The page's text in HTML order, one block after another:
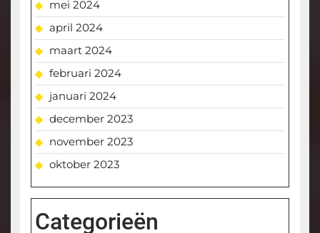
mei 2024
april 2024
maart 2024
februari 2024
januari 2024
december 2023
november 2023
oktober 2023
Categorieën